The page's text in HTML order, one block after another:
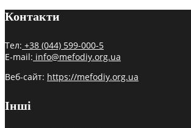
Контакти
Тел: +38 (044) 599-000-5
E-mail: info@mefodiy.org.ua
Веб-сайт: https://mefodiy.org.ua
Інші